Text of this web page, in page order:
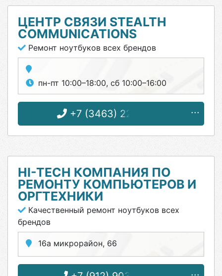
ЦЕНТР СВЯЗИ STEALTH
COMMUNICATIONS
Ремонт ноутбуков всех брендов
пн-пт 10:00–18:00, сб 10:00–16:00
+7 (3463) 22-33-22
HI-TECH КОМПАНИЯ ПО
РЕМОНТУ КОМПЬЮТЕРОВ И
ОРГТЕХНИКИ
Качественный ремонт ноутбуков всех
брендов
16а микрорайон, 66